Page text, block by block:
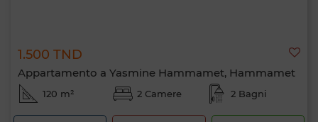
1.500 TND
Appartamento a Yasmine Hammamet, Hammamet
120 m² 2 Camere 2 Bagni